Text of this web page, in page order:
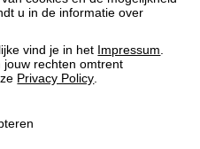
u in de informatie over
vind je in het Impressum.
rechten omtrent
Privacy Policy.